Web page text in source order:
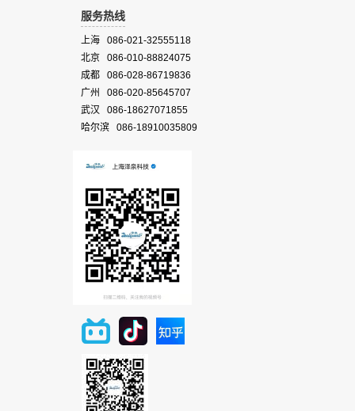
服务热线
上海 086-021-32555118
北京 086-010-88824075
成都 086-028-86719836
广州 086-020-85645707
武汉 086-18627071855
哈尔滨 086-18910035809